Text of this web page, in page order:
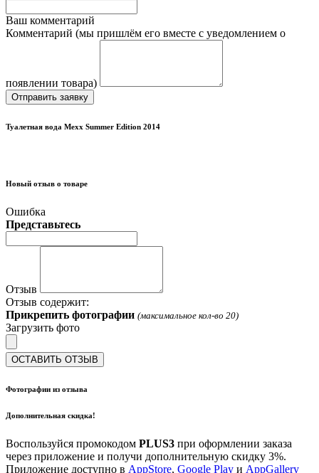
Ваш комментарий
Комментарий (мы пришлём его вместе с уведомлением о
появлении товара)
Отправить заявку
Туалетная вода Mexx Summer Edition 2014
Новый отзыв о товаре
Ошибка
Представьтесь
Отзыв
Отзыв содержит:
Прикрепить фотографии (максимальное кол-во 20)
Загрузить фото
ОСТАВИТЬ ОТЗЫВ
Фотографии из отзыва
Дополнительная скидка!
Воспользуйся промокодом PLUS3 при оформлении заказа
через приложение и получи дополнительную скидку 3%.
Приложение доступно в AppStore, Google Play и AppGallery